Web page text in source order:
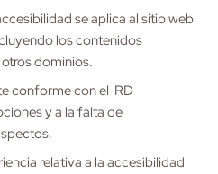
se aplica al sitio web
los contenidos
dominios.
conforme con el RD
y a la falta de
relativa a la accesibilidad